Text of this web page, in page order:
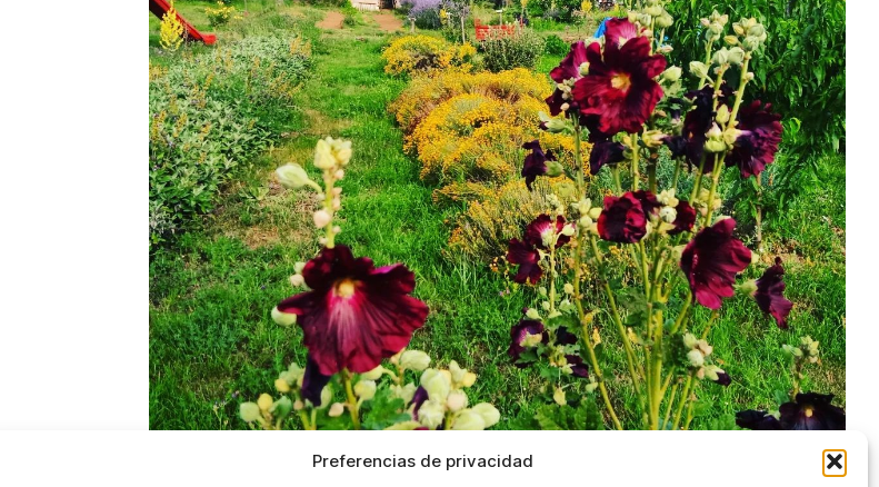
Preferencias de privacidad